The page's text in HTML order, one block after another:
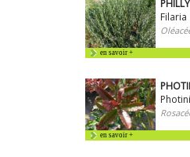
en savoir +
en savoir +